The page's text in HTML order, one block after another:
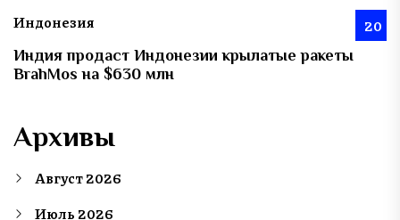
Индонезия 20
Индия продаст Индонезии крылатые ракеты
BrahMos на $630 млн
Архивы
Август 2026
Июль 2026